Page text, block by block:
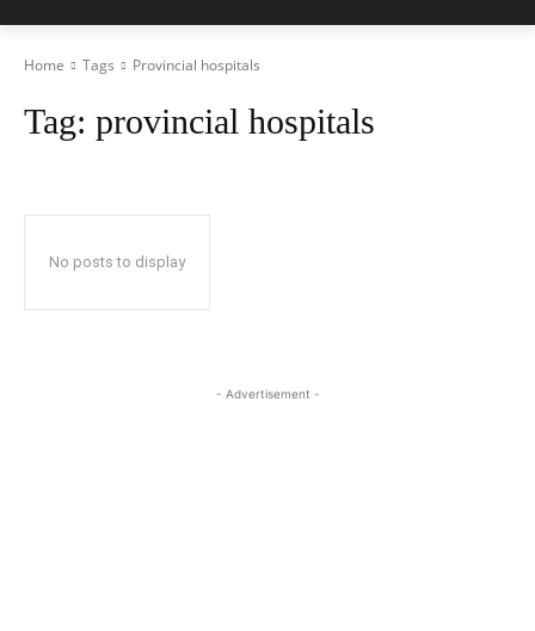
Home Tags Provincial hospitals
Tag: provincial hospitals
No posts to display
- Advertisement -